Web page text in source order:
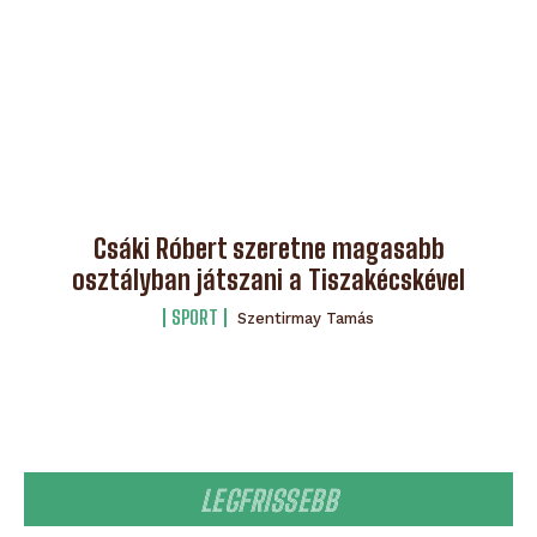
Csáki Róbert szeretne magasabb
osztályban játszani a Tiszakécskével
SPORT Szentirmay Tamás
LEGFRISSEBB